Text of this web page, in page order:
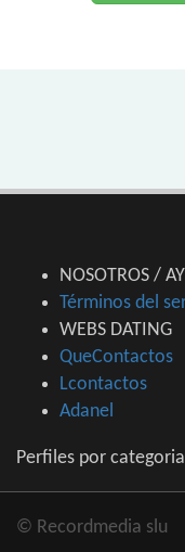
NOSOTROS /
Términos del
WEBS DATING
QueContactos
Lcontactos
Adanel
Perfiles por
© Recordmedia slu